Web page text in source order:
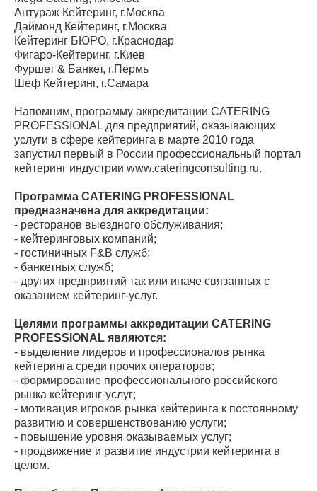
Антураж Кейтеринг, г.Москва
Даймонд Кейтеринг, г.Москва
Кейтеринг БЮРО, г.Краснодар
Фигаро-Кейтеринг, г.Киев
Фуршет & Банкет, г.Пермь
Шеф Кейтеринг, г.Самара
Напомним, программу аккредитации CATERING
PROFESSIONAL для предприятий, оказывающих
услуги в сфере кейтеринга в марте 2010 года
запустил первый в России профессиональный портал
кейтеринг индустрии www.cateringconsulting.ru.
Программа CATERING PROFESSIONAL
предназначена для аккредитации:
- ресторанов выездного обслуживания;
- кейтеринговых компаний;
- гостиничных F&B служб;
- банкетных служб;
- других предприятий так или иначе связанных с
оказанием кейтеринг-услуг.
Целями программы аккредитации CATERING
PROFESSIONAL являются:
- выделение лидеров и профессионалов рынка
кейтеринга среди прочих операторов;
- формирование профессионального российского
рынка кейтеринг-услуг;
- мотивация игроков рынка кейтеринга к постоянному
развитию и совершенствованию услуги;
- повышение уровня оказываемых услуг;
- продвижение и развитие индустрии кейтеринга в
целом.